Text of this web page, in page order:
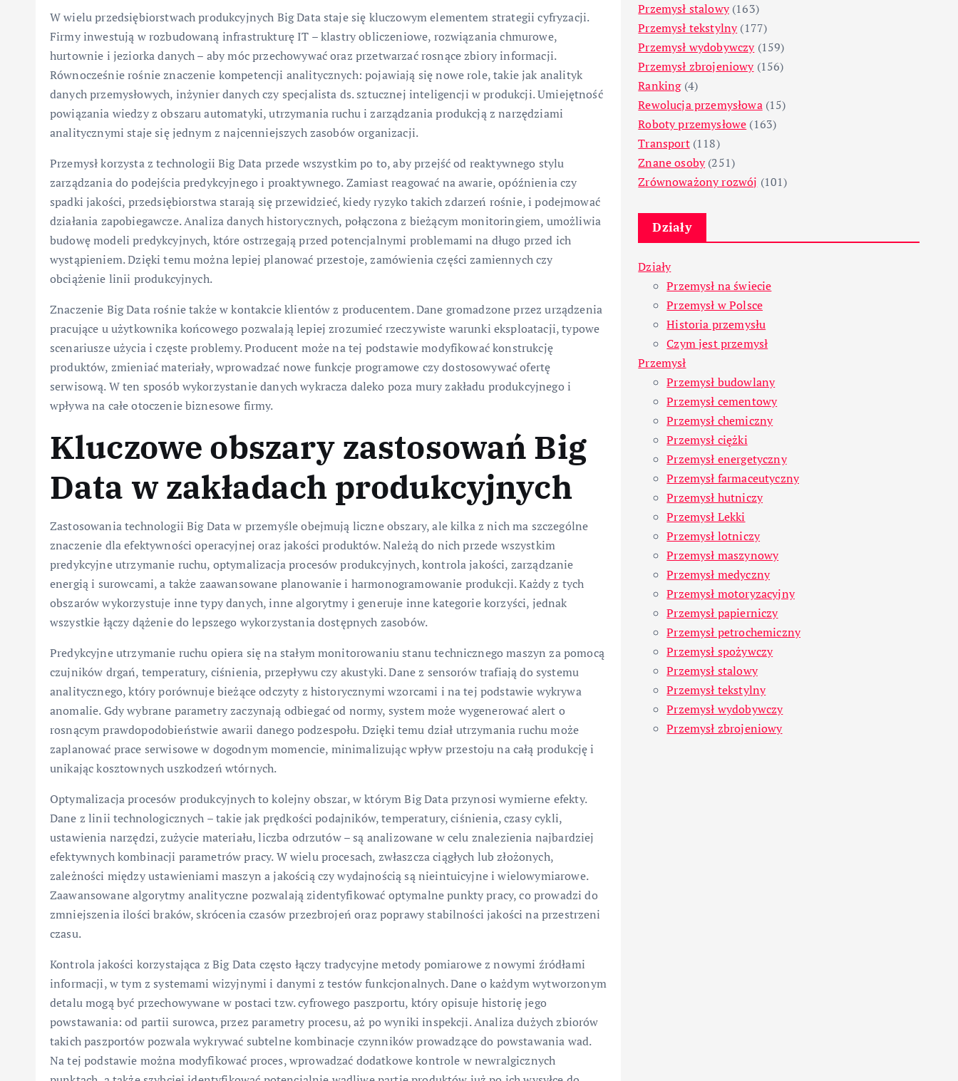
W wielu przedsiębiorstwach produkcyjnych Big Data staje się kluczowym elementem strategii cyfryzacji.
Firmy inwestują w rozbudowaną infrastrukturę IT – klastry obliczeniowe, rozwiązania chmurowe,
hurtownie i jeziorka danych – aby móc przechowywać oraz przetwarzać rosnące zbiory informacji.
Równocześnie rośnie znaczenie kompetencji analitycznych: pojawiają się nowe role, takie jak analityk
danych przemysłowych, inżynier danych czy specjalista ds. sztucznej inteligencji w produkcji. Umiejętność
powiązania wiedzy z obszaru automatyki, utrzymania ruchu i zarządzania produkcją z narzędziami
analitycznymi staje się jednym z najcenniejszych zasobów organizacji.
Przemysł korzysta z technologii Big Data przede wszystkim po to, aby przejść od reaktywnego stylu
zarządzania do podejścia predykcyjnego i proaktywnego. Zamiast reagować na awarie, opóźnienia czy
spadki jakości, przedsiębiorstwa starają się przewidzieć, kiedy ryzyko takich zdarzeń rośnie, i podejmować
działania zapobiegawcze. Analiza danych historycznych, połączona z bieżącym monitoringiem, umożliwia
budowę modeli predykcyjnych, które ostrzegają przed potencjalnymi problemami na długo przed ich
wystąpieniem. Dzięki temu można lepiej planować przestoje, zamówienia części zamiennych czy
obciążenie linii produkcyjnych.
Znaczenie Big Data rośnie także w kontakcie klientów z producentem. Dane gromadzone przez urządzenia
pracujące u użytkownika końcowego pozwalają lepiej zrozumieć rzeczywiste warunki eksploatacji, typowe
scenariusze użycia i częste problemy. Producent może na tej podstawie modyfikować konstrukcję
produktów, zmieniać materiały, wprowadzać nowe funkcje programowe czy dostosowywać ofertę
serwisową. W ten sposób wykorzystanie danych wykracza daleko poza mury zakładu produkcyjnego i
wpływa na całe otoczenie biznesowe firmy.
Kluczowe obszary zastosowań Big
Data w zakładach produkcyjnych
Zastosowania technologii Big Data w przemyśle obejmują liczne obszary, ale kilka z nich ma szczególne
znaczenie dla efektywności operacyjnej oraz jakości produktów. Należą do nich przede wszystkim
predykcyjne utrzymanie ruchu, optymalizacja procesów produkcyjnych, kontrola jakości, zarządzanie
energią i surowcami, a także zaawansowane planowanie i harmonogramowanie produkcji. Każdy z tych
obszarów wykorzystuje inne typy danych, inne algorytmy i generuje inne kategorie korzyści, jednak
wszystkie łączy dążenie do lepszego wykorzystania dostępnych zasobów.
Predykcyjne utrzymanie ruchu opiera się na stałym monitorowaniu stanu technicznego maszyn za pomocą
czujników drgań, temperatury, ciśnienia, przepływu czy akustyki. Dane z sensorów trafiają do systemu
analitycznego, który porównuje bieżące odczyty z historycznymi wzorcami i na tej podstawie wykrywa
anomalie. Gdy wybrane parametry zaczynają odbiegać od normy, system może wygenerować alert o
rosnącym prawdopodobieństwie awarii danego podzespołu. Dzięki temu dział utrzymania ruchu może
zaplanować prace serwisowe w dogodnym momencie, minimalizując wpływ przestoju na całą produkcję i
unikając kosztownych uszkodzeń wtórnych.
Optymalizacja procesów produkcyjnych to kolejny obszar, w którym Big Data przynosi wymierne efekty.
Dane z linii technologicznych – takie jak prędkości podajników, temperatury, ciśnienia, czasy cykli,
ustawienia narzędzi, zużycie materiału, liczba odrzutów – są analizowane w celu znalezienia najbardziej
efektywnych kombinacji parametrów pracy. W wielu procesach, zwłaszcza ciągłych lub złożonych,
zależności między ustawieniami maszyn a jakością czy wydajnością są nieintuicyjne i wielowymiarowe.
Zaawansowane algorytmy analityczne pozwalają zidentyfikować optymalne punkty pracy, co prowadzi do
zmniejszenia ilości braków, skrócenia czasów przezbrojeń oraz poprawy stabilności jakości na przestrzeni
czasu.
Kontrola jakości korzystająca z Big Data często łączy tradycyjne metody pomiarowe z nowymi źródłami
informacji, w tym z systemami wizyjnymi i danymi z testów funkcjonalnych. Dane o każdym wytworzonym
detalu mogą być przechowywane w postaci tzw. cyfrowego paszportu, który opisuje historię jego
powstawania: od partii surowca, przez parametry procesu, aż po wyniki inspekcji. Analiza dużych zbiorów
takich paszportów pozwala wykrywać subtelne kombinacje czynników prowadzące do powstawania wad.
Na tej podstawie można modyfikować proces, wprowadzać dodatkowe kontrole w newralgicznych
Przemysł stalowy(163)
Przemysł tekstylny(177)
Przemysł wydobywczy(159)
Przemysł zbrojeniowy(156)
Ranking(4)
Rewolucja przemysłowa(15)
Roboty przemysłowe (163)
Transport(118)
Znane osoby(251)
Zrównoważony rozwój (101)
Działy
Działy
Przemysł na świecie
Przemysł w Polsce
Historia przemysłu
Czym jest przemysł
Przemysł
Przemysł budowlany
Przemysł cementowy
Przemysł chemiczny
Przemysł ciężki
Przemysł energetyczny
Przemysł farmaceutyczny
Przemysł hutniczy
Przemysł Lekki
Przemysł lotniczy
Przemysł maszynowy
Przemysł medyczny
Przemysł motoryzacyjny
Przemysł papierniczy
Przemysł petrochemiczny
Przemysł spożywczy
Przemysł stalowy
Przemysł tekstylny
Przemysł wydobywczy
Przemysł zbrojeniowy